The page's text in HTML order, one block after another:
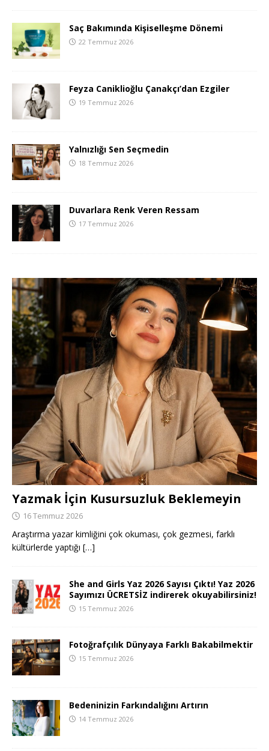
Saç Bakımında Kişiselleşme Dönemi
22 Temmuz 2026
Feyza Caniklioğlu Çanakçı’dan Ezgiler
19 Temmuz 2026
Yalnızlığı Sen Seçmedin
18 Temmuz 2026
Duvarlara Renk Veren Ressam
17 Temmuz 2026
Yazmak İçin Kusursuzluk Beklemeyin
16 Temmuz 2026
Araştırma yazar kimliğini çok okuması, çok gezmesi, farklı
kültürlerde yaptığı […]
She and Girls Yaz 2026 Sayısı Çıktı! Yaz 2026
Sayımızı ÜCRETSİZ indirerek okuyabilirsiniz!
15 Temmuz 2026
Fotoğrafçılık Dünyaya Farklı Bakabilmektir
15 Temmuz 2026
Bedeninizin Farkındalığını Artırın
14 Temmuz 2026